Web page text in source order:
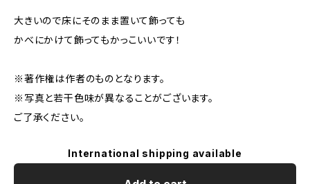
大きいので床にそのまま置いて飾っても
かべにかけて飾ってもかっこいいです！
※著作権は作者のものとなります。
※写真と若干色味が異なることがございます。
ご了承ください。
International shipping available